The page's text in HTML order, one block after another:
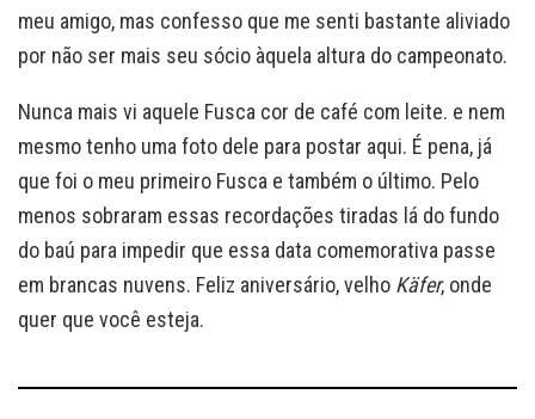
meu amigo, mas confesso que me senti bastante aliviado
por não ser mais seu sócio àquela altura do campeonato.
Nunca mais vi aquele Fusca cor de café com leite. e nem
mesmo tenho uma foto dele para postar aqui. É pena, já
que foi o meu primeiro Fusca e também o último. Pelo
menos sobraram essas recordações tiradas lá do fundo
do baú para impedir que essa data comemorativa passe
em brancas nuvens. Feliz aniversário, velho Käfer, onde
quer que você esteja.